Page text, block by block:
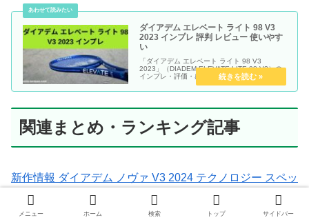
ダイアデム エレベート ライト 98 V3
2023 インプレ 評判 レビュー 使いやす
い
「ダイアデム エレベート ライト 98 V3
2023」（DIADEM ELEVATE LITE 98 V3）の
インプレ・評価・感想レビュー記事です。
関連まとめ・ランキング記事
新作情報 ダイアデム ノヴァ V3 2024 テクノロジー スペッ
クまとめ
メニュー ホーム 検索 トップ サイドバー